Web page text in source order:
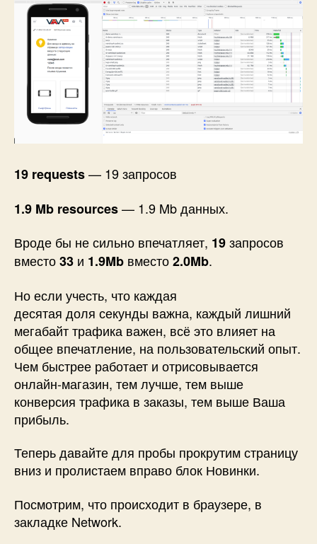
19 requests— 19 запросов
1.9 Mb resources— 1.9 Mb данных.
Вроде бы не сильно впечатляет, 19запросов
вместо33 и 1.9Mb вместо2.0Mb.
Но если учесть, что каждая
десятая доля секунды важна, каждый лишний
мегабайт трафика важен, всё это влияет на
общее впечатление, на пользовательский опыт.
Чем быстрее работает и отрисовывается
онлайн-магазин, тем лучше, тем выше
конверсия трафика в заказы, тем выше Ваша
прибыль.
Теперь давайте для пробы прокрутим страницу
вниз и пролистаем вправо блок Новинки.
Посмотрим, что происходит в браузере, в
закладке Network.